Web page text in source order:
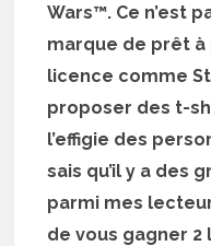
Wars™. Ce n’est
marque de prêt à
licence comme
proposer des t-
l’effigie des
sais qu’il y a des
parmi mes
de vous gagner